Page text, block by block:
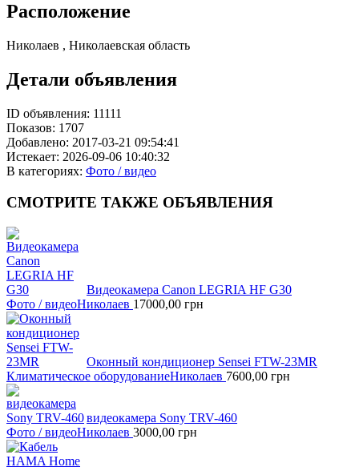
Расположение
Николаев , Николаевская область
Детали объявления
ID объявления: 11111
Показов: 1707
Добавлено: 2017-03-21 09:54:41
Истекает: 2026-09-06 10:40:32
В категориях: Фото / видео
СМОТРИТЕ ТАКЖЕ ОБЪЯВЛЕНИЯ
Видеокамера Canon LEGRIA HF G30
Фото / видеоНиколаев 17000,00 грн
Оконный кондиционер Sensei FTW-23MR
Климатическое оборудованиеНиколаев 7600,00 грн
видеокамера Sony TRV-460
Фото / видеоНиколаев 3000,00 грн